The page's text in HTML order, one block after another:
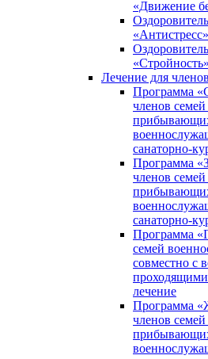
«Движение
«Антистресс»
«Стройность»
Лечение для
Программа
членов
санаторно-
Программа
членов
санаторно-
Программа
семей
совместно с
проходящими
лечение
Программа
членов